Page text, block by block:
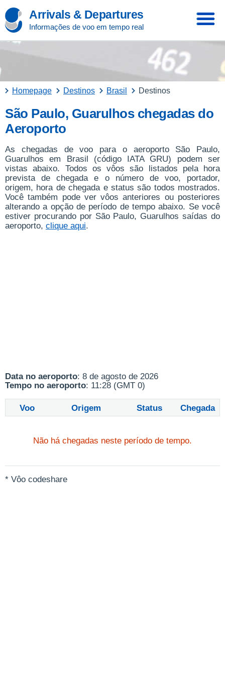
Arrivals & Departures
Informações de voo em tempo real
Homepage Destinos Brasil Destinos
São Paulo, Guarulhos chegadas do
Aeroporto
As chegadas de voo para o aeroporto São Paulo,
Guarulhos em Brasil (código IATA GRU) podem ser
vistas abaixo. Todos os vôos são listados pela hora
prevista de chegada e o número de voo, portador,
origem, hora de chegada e status são todos mostrados.
Você também pode ver vôos anteriores ou posteriores
alterando a opção de período de tempo abaixo. Se você
estiver procurando por São Paulo, Guarulhos saídas do
aeroporto, clique aqui.
Data no aeroporto: 8 de agosto de 2026
Tempo no aeroporto: 11:28 (GMT 0)
Voo Origem Status Chegada
Não há chegadas neste período de tempo.
* Vôo codeshare